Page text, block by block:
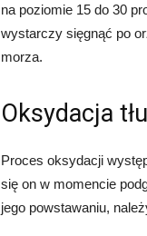
na poziomie 15 do 30
wystarczy sięgnąć po
morza.
Oksydacja
Proces oksydacji
się on w momencie
jego powstawaniu,